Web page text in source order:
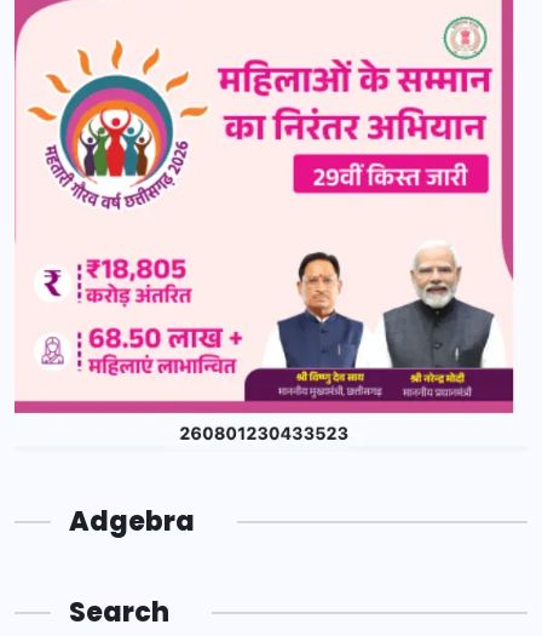
Adgebra
Search